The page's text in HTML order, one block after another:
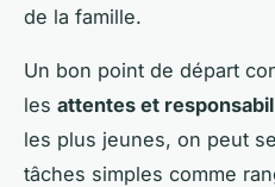
de la famille.
Un bon point de départ
les attentes et
les plus jeunes, on peut
tâches simples comme